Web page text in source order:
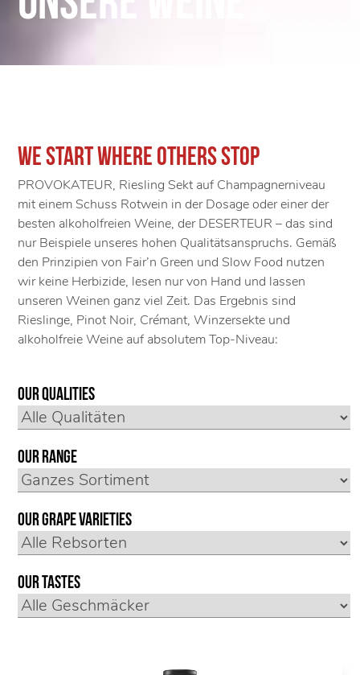
We start where others stop
PROVOKATEUR, Riesling Sekt auf Champagnerniveau
mit einem Schuss Rotwein in der Dosage oder einer der
besten alkoholfreien Weine, der DESERTEUR – das sind
nur Beispiele unseres hohen Qualitätsanspruchs. Gemäß
den Prinzipien von Fair’n Green und Slow Food nutzen
wir keine Herbizide, lesen nur von Hand und lassen
unseren Weinen ganz viel Zeit. Das Ergebnis sind
Rieslinge, Pinot Noir, Crémant, Winzersekte und
alkoholfreie Weine auf absolutem Top-Niveau:
Our qualities
Our range
Our grape varieties
Our tastes